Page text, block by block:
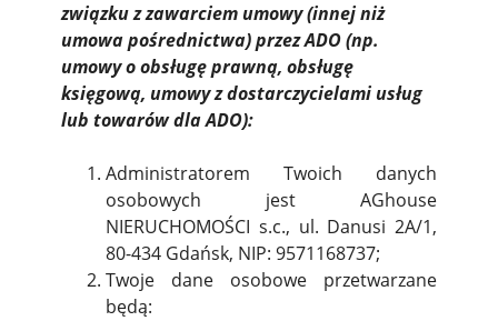
związku z zawarciem umowy (innej niż
umowa pośrednictwa) przez ADO (np.
umowy o obsługę prawną, obsługę
księgową, umowy z dostarczycielami usług
lub towarów dla ADO):
Administratorem Twoich danych
osobowych jest AGhouse
NIERUCHOMOŚCI s.c., ul. Danusi 2A/1,
80-434 Gdańsk, NIP: 9571168737;
Twoje dane osobowe przetwarzane
będą: